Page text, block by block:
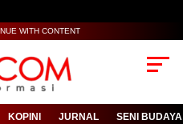
WITH CONTENT
KOPINI JURNAL SENI BUDAYA